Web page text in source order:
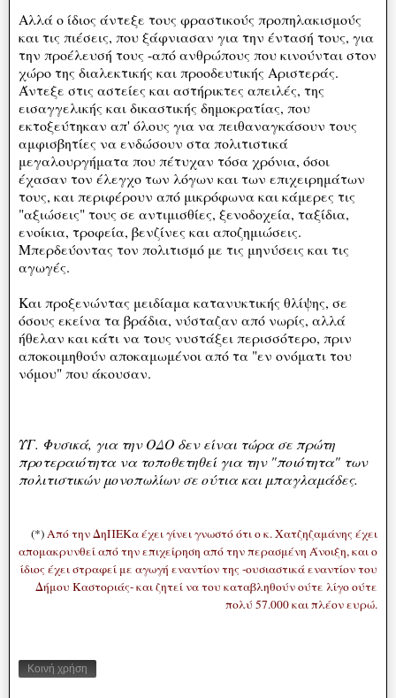
Αλλά ο ίδιος άντεξε τους φραστικούς προπηλακισμούς
και τις πιέσεις, που ξάφνιασαν για την έντασή τους, για
την προέλευσή τους -από ανθρώπους που κινούνται στον
χώρο της διαλεκτικής και προοδευτικής Αριστεράς.
Άντεξε στις αστείες και αστήρικτες απειλές, της
εισαγγελικής και δικαστικής δημοκρατίας, που
εκτοξεύτηκαν απ' όλους για να πειθαναγκάσουν τους
αμφισβητίες να ενδώσουν στα πολιτιστικά
μεγαλουργήματα που πέτυχαν τόσα χρόνια, όσοι
έχασαν τον έλεγχο των λόγων και των επιχειρημάτων
τους, και περιφέρουν από μικρόφωνα και κάμερες τις
"αξιώσεις" τους σε αντιμισθίες, ξενοδοχεία, ταξίδια,
ενοίκια, τροφεία, βενζίνες και αποζημιώσεις.
Μπερδεύοντας τον πολιτισμό με τις μηνύσεις και τις
αγωγές.
Και προξενώντας μειδίαμα κατανυκτικής θλίψης, σε
όσους εκείνα τα βράδια, νύσταζαν από νωρίς, αλλά
ήθελαν και κάτι να τους νυστάξει περισσότερο, πριν
αποκοιμηθούν αποκαμωμένοι από τα "εν ονόματι του
νόμου" που άκουσαν.
ΥΓ. Φυσικά, για την ΟΔΟ δεν είναι τώρα σε πρώτη
προτεραιότητα να τοποθετηθεί για την "ποιότητα" των
πολιτιστικών μονοπωλίων σε ούτια και μπαγλαμάδες.
(*)Από την ΔηΠΕΚα έχει γίνει γνωστό ότι ο κ. Χατζηζαμάνης έχει
απομακρυνθεί από την επιχείρηση από την περασμένη Άνοιξη, και ο
ίδιος έχει στραφεί με αγωγή εναντίον της -ουσιαστικά εναντίον του
Δήμου Καστοριάς- και ζητεί να του καταβληθούν ούτε λίγο ούτε
πολύ 57.000 και πλέον ευρώ.
Κοινή χρήση